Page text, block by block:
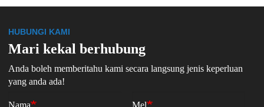
HUBUNGI KAMI
Mari kekal berhubung
Anda boleh memberitahu kami secara langsung jenis keperluan
yang anda ada!
Nama Mel